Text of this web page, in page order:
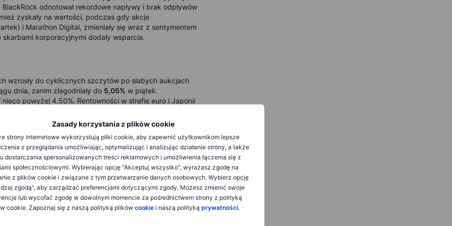
Zasady korzystania z plików cookie
strony internetowe wykorzystują pliki cookie, aby zapewnić użytkownikom lepsze
z przeglądania umożliwiając, optymalizując i analizując działanie strony, a także
dostarczania spersonalizowanych treści reklamowych i umożliwienia łączenia się z
społecznościowymi. Wybierając opcję "Akceptuj wszystko", wyrażasz zgodę na
z plików cookie i związane z tym przetwarzanie danych osobowych. Wybierz opcję
zgodą", aby zarządzać preferencjami dotyczącymi zgody. Możesz zmienić swoje
lub wycofać zgodę w dowolnym momencie za pośrednictwem strony z polityką
cookie. Zapoznaj się z naszą polityką plików cookie i naszą polityką prywatności.
odnotował rekordowe napływy i brak odpływów
zyskały na wartości, podczas gdy akcje
i Marathon Digital, zmieniały się wraz z sentymentem
korporacyjnymi dodały wsparcia.
wzrosły do cyklicznych szczytów po słabych aukcjach
dnia, zanim złagodniały do 5,05% w piątek.
powyżej 4,50%. Rentowności w strefie euro i Japonii
Spready kredytowe wysokiego ryzyka rozszerzyły
3 300 dolaróww połowie tygodnia w związku z
cofnęło się, gdy popyt na bezpieczne aktywa
w ciągu tygodnia), podczas gdy ropa naftowa spadła,
USA/UE wpłynęły na ceny. Surowce rolne wzrosły
(23 maja).